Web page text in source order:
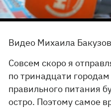
Видео Михаила
Совсем скоро я
по тринадцати
правильного питания
остро. Поэтому самое